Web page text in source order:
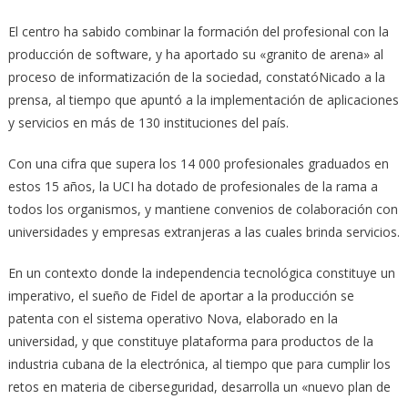
El centro ha sabido combinar la formación del profesional con la
producción de software, y ha aportado su «granito de arena» al
proceso de informatización de la sociedad, constatóNicado a la
prensa, al tiempo que apuntó a la implementación de aplicaciones
y servicios en más de 130 instituciones del país.
Con una cifra que supera los 14 000 profesionales graduados en
estos 15 años, la UCI ha dotado de profesionales de la rama a
todos los organismos, y mantiene convenios de colaboración con
universidades y empresas extranjeras a las cuales brinda servicios.
En un contexto donde la independencia tecnológica constituye un
imperativo, el sueño de Fidel de aportar a la producción se
patenta con el sistema operativo Nova, elaborado en la
universidad, y que constituye plataforma para productos de la
industria cubana de la electrónica, al tiempo que para cumplir los
retos en materia de ciberseguridad, desarrolla un «nuevo plan de